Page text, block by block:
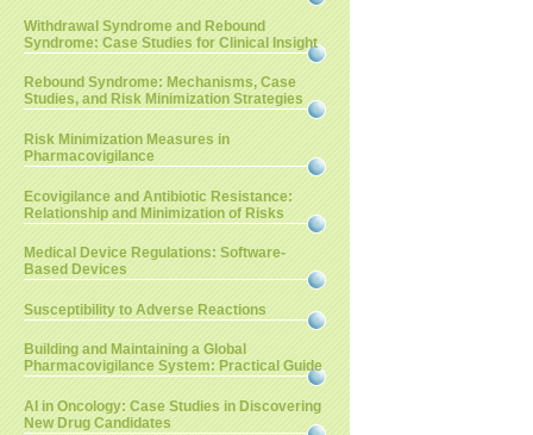
Withdrawal Syndrome and Rebound
Syndrome: Case Studies for Clinical Insight
Rebound Syndrome: Mechanisms, Case
Studies, and Risk Minimization Strategies
Risk Minimization Measures in
Pharmacovigilance
Ecovigilance and Antibiotic Resistance:
Relationship and Minimization of Risks
Medical Device Regulations: Software-
Based Devices
Susceptibility to Adverse Reactions
Building and Maintaining a Global
Pharmacovigilance System: Practical Guide
AI in Oncology: Case Studies in Discovering
New Drug Candidates